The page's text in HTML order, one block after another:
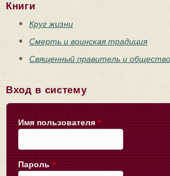
Книги
Круг жизни
Смерть и воинская традиция
Священный правитель и общество
Вход в систему
Имя пользователя *
Пароль *